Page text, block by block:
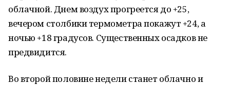
облачной. Днем воздух прогреется до +25,
вечером столбики термометра покажут +24, а
ночью +18 градусов. Существенных осадков не
предвидится.
Во второй половине недели станет облачно и